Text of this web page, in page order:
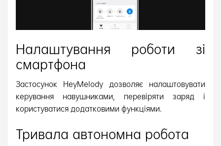
Налаштування роботи зі
смартфона
Застосунок HeyMelody дозволяє налаштовувати
керування навушниками, перевіряти заряд і
користуватися додатковими функціями.
Тривала автономна робота